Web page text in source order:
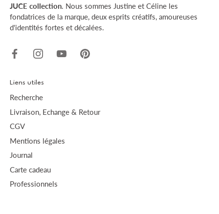
JUCE collection. Nous sommes Justine et Céline les
fondatrices de la marque, deux esprits créatifs, amoureuses
d'identités fortes et décalées.
Liens utiles
Recherche
Livraison, Echange & Retour
CGV
Mentions légales
Journal
Carte cadeau
Professionnels